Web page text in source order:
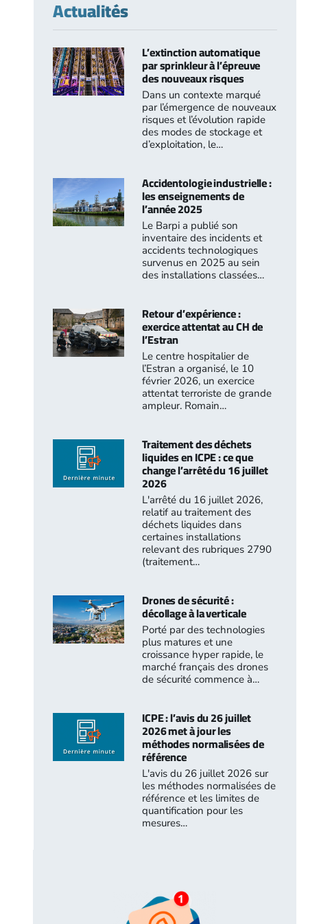
Actualités
L’extinction automatique
par sprinkleur à l’épreuve
des nouveaux risques
Dans un contexte marqué
par l’émergence de nouveaux
risques et l’évolution rapide
des modes de stockage et
d’exploitation, le…
Accidentologie industrielle :
les enseignements de
l’année 2025
Le Barpi a publié son
inventaire des incidents et
accidents technologiques
survenus en 2025 au sein
des installations classées…
Retour d’expérience :
exercice attentat au CH de
l’Estran
Le centre hospitalier de
l’Estran a organisé, le 10
février 2026, un exercice
attentat terroriste de grande
ampleur. Romain…
Traitement des déchets
liquides en ICPE : ce que
change l’arrêté du 16 juillet
2026
L'arrêté du 16 juillet 2026,
relatif au traitement des
déchets liquides dans
certaines installations
relevant des rubriques 2790
(traitement…
Drones de sécurité :
décollage à la verticale
Porté par des technologies
plus matures et une
croissance hyper rapide, le
marché français des drones
de sécurité commence à…
ICPE : l’avis du 26 juillet
2026 met à jour les
méthodes normalisées de
référence
L'avis du 26 juillet 2026 sur
les méthodes normalisées de
référence et les limites de
quantification pour les
mesures…